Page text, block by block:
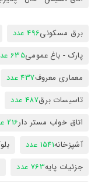
برق مسکونی496 عدد
پارک - باغ عمومی635 عدد
معماری معروف437 عدد
تاسیسات برق487 عدد
اتاق خواب مستر دار216 عدد
آشپزخانه1541 عدد
جزئیات پایه763 عدد